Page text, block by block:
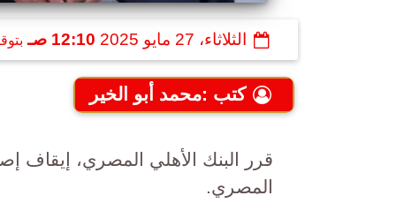
الثلاثاء، 27 مايو 2025 12:10 صـ
كتب :محمد أبو الخير
قرر البنك الأهلي المصري، إيقاف
المصري.